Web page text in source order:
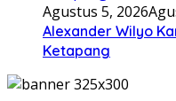
Agustus 5, 2026
Alexander Wilyo
Ketapang